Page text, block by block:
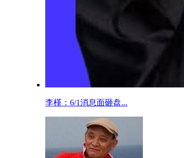
李槿：6/1消息面砸盘...